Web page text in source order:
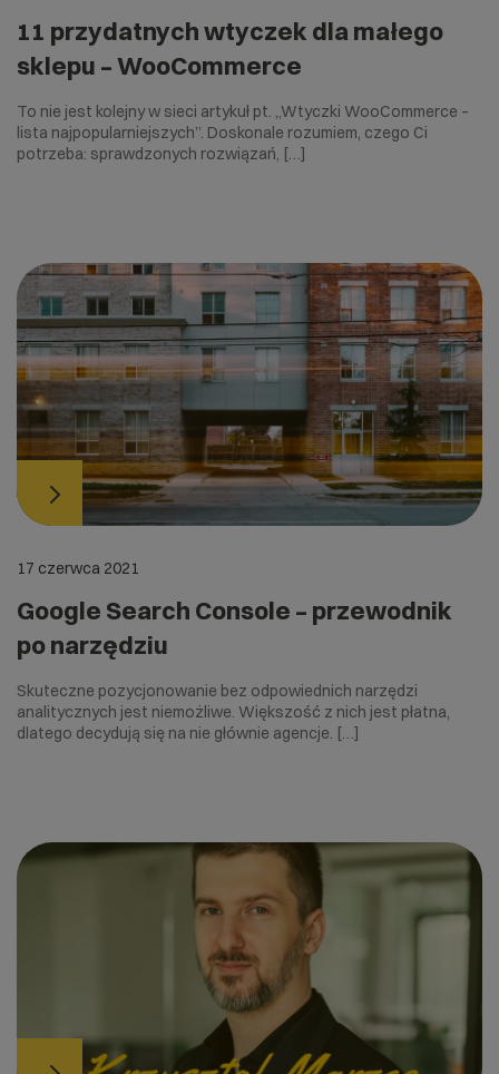
11 przydatnych wtyczek dla małego
sklepu – WooCommerce
To nie jest kolejny w sieci artykuł pt. „Wtyczki WooCommerce –
lista najpopularniejszych”. Doskonale rozumiem, czego Ci
potrzeba: sprawdzonych rozwiązań, […]
17 czerwca 2021
Google Search Console – przewodnik
po narzędziu
Skuteczne pozycjonowanie bez odpowiednich narzędzi
analitycznych jest niemożliwe. Większość z nich jest płatna,
dlatego decydują się na nie głównie agencje. […]